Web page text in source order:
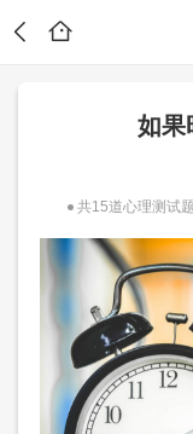
如果
共15道心理测试题